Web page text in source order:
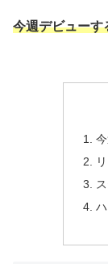
今週デビューす